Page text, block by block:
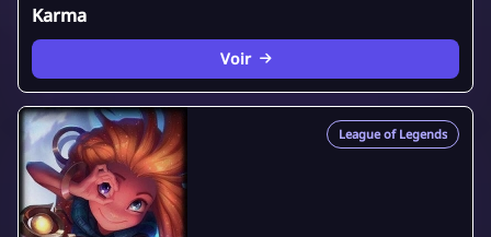
Karma
Voir
League of Legends